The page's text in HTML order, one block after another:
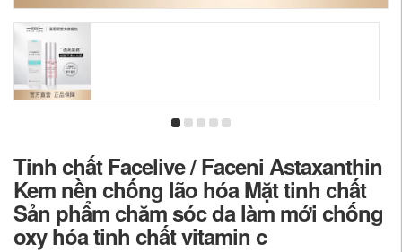
Tinh chất Facelive / Faceni Astaxanthin
Kem nền chống lão hóa Mặt tinh chất
Sản phẩm chăm sóc da làm mới chống
oxy hóa tinh chất vitamin c